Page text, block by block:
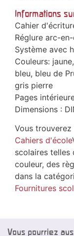
Informations
Cahier
Réglure arc-
Système avec
Couleurs:
bleu, bleu de
gris pierre
Pages
Dimensions :
Vous
Cahiers d'école
scolaires telles
couleur, des
dans la
Fournitures
Vous pourriez